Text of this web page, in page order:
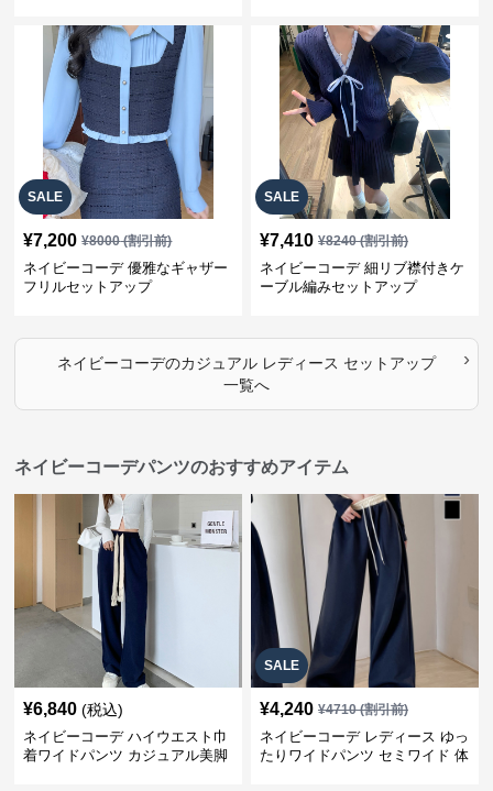
SALE
¥7,200 ¥8000(割引前)
ネイビーコーデ 優雅なギャザー
フリルセットアップ
SALE
¥7,410 ¥8240(割引前)
ネイビーコーデ 細リブ襟付きケ
ーブル編みセットアップ
ネイビーコーデのカジュアル レディース セットアップ
一覧へ
›
ネイビーコーデパンツのおすすめアイテム
¥6,840 (税込)
ネイビーコーデ ハイウエスト巾
着ワイドパンツ カジュアル美脚
SALE
¥4,240 ¥4710(割引前)
ネイビーコーデ レディース ゆっ
たりワイドパンツ セミワイド 体